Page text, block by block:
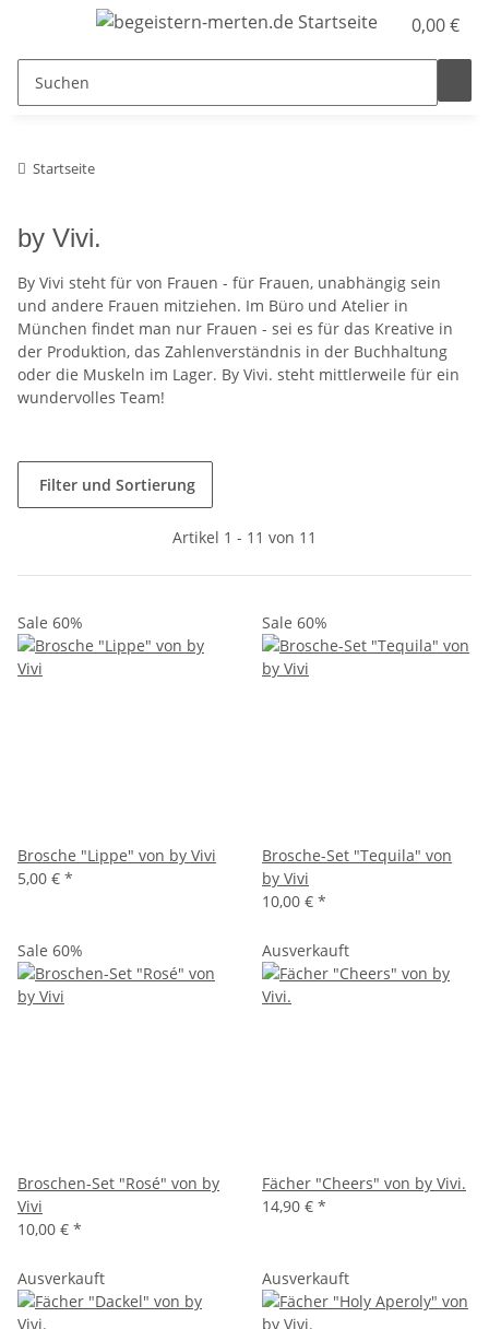
0,00 €
Startseite
by Vivi.
By Vivi steht für von Frauen - für Frauen, unabhängig sein
und andere Frauen mitziehen. Im Büro und Atelier in
München findet man nur Frauen - sei es für das Kreative in
der Produktion, das Zahlenverständnis in der Buchhaltung
oder die Muskeln im Lager. By Vivi. steht mittlerweile für ein
wundervolles Team!
Filter und Sortierung
Artikel 1 - 11 von 11
Sale 60%
Brosche "Lippe" von by Vivi
5,00 € *
Sale 60%
Brosche-Set "Tequila" von
by Vivi
10,00 € *
Sale 60%
Broschen-Set "Rosé" von by
Vivi
10,00 € *
Ausverkauft
Fächer "Cheers" von by Vivi.
14,90 € *
Ausverkauft Ausverkauft